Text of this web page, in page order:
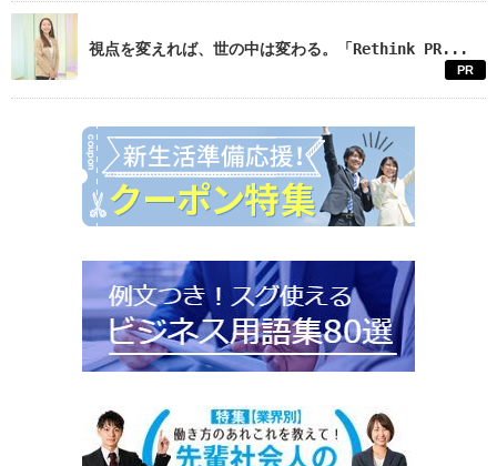
視点を変えれば、世の中は変わる。「Rethink PR...
PR